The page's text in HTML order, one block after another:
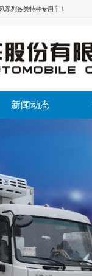
系列各类特种专用车！
新闻动态